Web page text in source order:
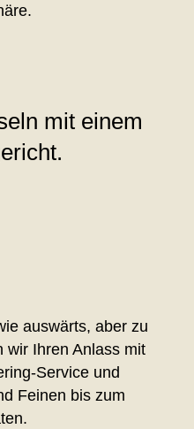
auswärts, aber zu
wir Ihren Anlass mit
Service und
Feinen bis zum